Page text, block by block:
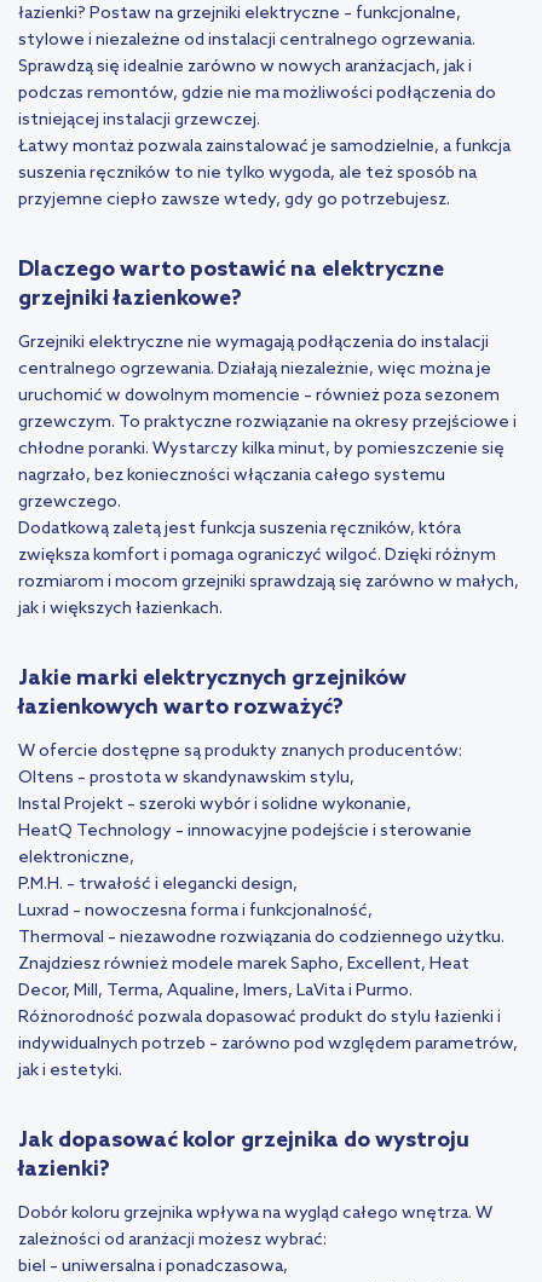
łazienki? Postaw na grzejniki elektryczne – funkcjonalne,
stylowe i niezależne od instalacji centralnego ogrzewania.
Sprawdzą się idealnie zarówno w nowych aranżacjach, jak i
podczas remontów, gdzie nie ma możliwości podłączenia do
istniejącej instalacji grzewczej.
Łatwy montaż pozwala zainstalować je samodzielnie, a funkcja
suszenia ręczników to nie tylko wygoda, ale też sposób na
przyjemne ciepło zawsze wtedy, gdy go potrzebujesz.
Dlaczego warto postawić na elektryczne
grzejniki łazienkowe?
Grzejniki elektryczne nie wymagają podłączenia do instalacji
centralnego ogrzewania. Działają niezależnie, więc można je
uruchomić w dowolnym momencie – również poza sezonem
grzewczym. To praktyczne rozwiązanie na okresy przejściowe i
chłodne poranki. Wystarczy kilka minut, by pomieszczenie się
nagrzało, bez konieczności włączania całego systemu
grzewczego.
Dodatkową zaletą jest funkcja suszenia ręczników, która
zwiększa komfort i pomaga ograniczyć wilgoć. Dzięki różnym
rozmiarom i mocom grzejniki sprawdzają się zarówno w małych,
jak i większych łazienkach.
Jakie marki elektrycznych grzejników
łazienkowych warto rozważyć?
W ofercie dostępne są produkty znanych producentów:
Oltens – prostota w skandynawskim stylu,
Instal Projekt – szeroki wybór i solidne wykonanie,
HeatQ Technology – innowacyjne podejście i sterowanie
elektroniczne,
P.M.H. – trwałość i elegancki design,
Luxrad – nowoczesna forma i funkcjonalność,
Thermoval – niezawodne rozwiązania do codziennego użytku.
Znajdziesz również modele marek Sapho, Excellent, Heat
Decor, Mill, Terma, Aqualine, Imers, LaVita i Purmo.
Różnorodność pozwala dopasować produkt do stylu łazienki i
indywidualnych potrzeb – zarówno pod względem parametrów,
jak i estetyki.
Jak dopasować kolor grzejnika do wystroju
łazienki?
Dobór koloru grzejnika wpływa na wygląd całego wnętrza. W
zależności od aranżacji możesz wybrać:
biel – uniwersalna i ponadczasowa,